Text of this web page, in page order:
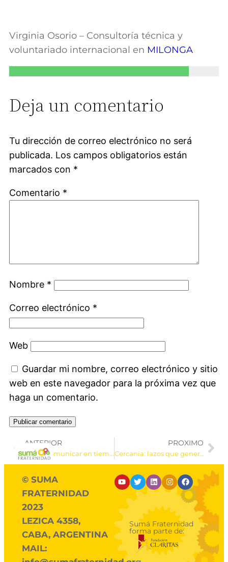
Virginia Osorio – Consultoría técnica y
voluntariado internacional en MILONGA
Deja un comentario
Tu dirección de correo electrónico no será
publicada. Los campos obligatorios están
marcados con *
Comentario *
Nombre *
Correo electrónico *
Web
Guardar mi nombre, correo electrónico y sitio
web en este navegador para la próxima vez que
haga un comentario.
ANTERIOR
Cómo comunicar en tiempos de coronavirus y cuarentena
PROXIMO
Cercanía: lazos que generan nuevas oportunidades
© SUMA
FRATERNIDAD
2023
LEZICA 4358,
CABA, ARGENTINA
MAIL:
Sumá Fraternidad
forma parte de: